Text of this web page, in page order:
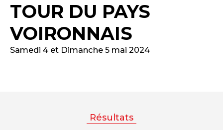
TOUR DU PAYS
VOIRONNAIS
Samedi 4 et Dimanche 5 mai 2024
Résultats